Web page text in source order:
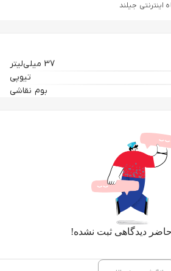
جیلند
37 میلی‌لیتر
تیوپی
بوم نقاشی
دیدگاهی ثبت نشده!